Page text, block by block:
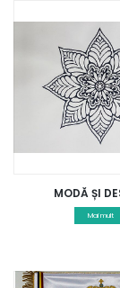
MODĂ ȘI
Mai mult